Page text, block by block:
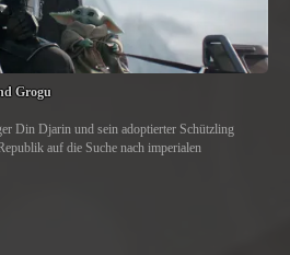
Grogu
Din Djarin und sein adoptierter Schützling
auf die Suche nach imperialen